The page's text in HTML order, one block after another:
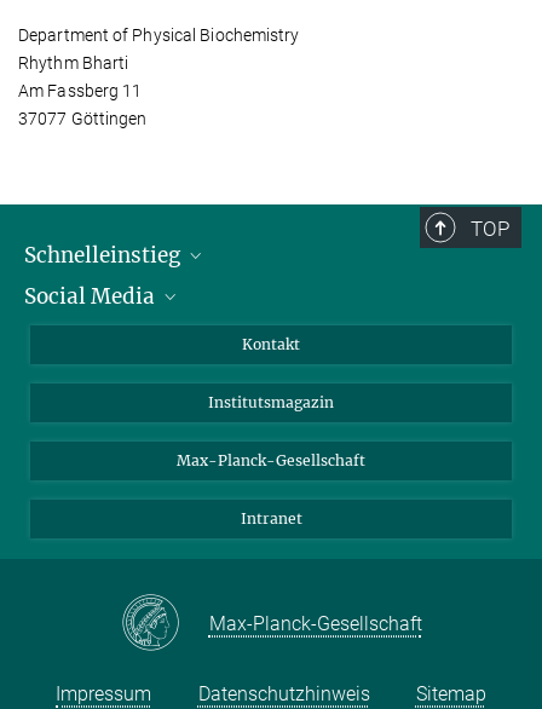
Department of Physical Biochemistry
Rhythm Bharti
Am Fassberg 11
37077 Göttingen
TOP
Schnelleinstieg
Alumni
Schulen
Studierende
Social Media
Facebook
YouTube
Kontakt
Institutsmagazin
Max-Planck-Gesellschaft
Intranet
Max-Planck-Gesellschaft
Impressum Datenschutzhinweis Sitemap